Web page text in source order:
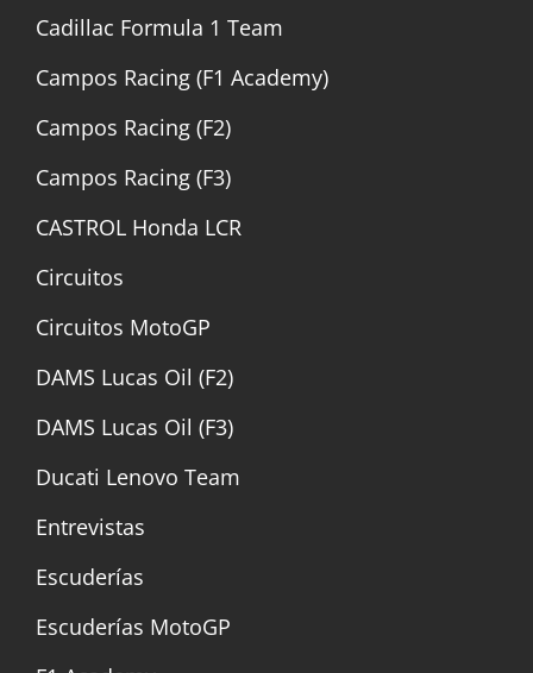
Cadillac Formula 1 Team
Campos Racing (F1 Academy)
Campos Racing (F2)
Campos Racing (F3)
CASTROL Honda LCR
Circuitos
Circuitos MotoGP
DAMS Lucas Oil (F2)
DAMS Lucas Oil (F3)
Ducati Lenovo Team
Entrevistas
Escuderías
Escuderías MotoGP